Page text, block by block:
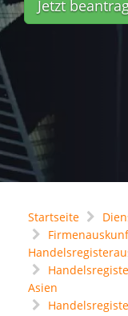
Jetzt
Startseite
Asien